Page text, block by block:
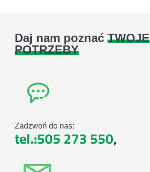
Daj nam poznać TWOJE
POTRZEBY
Zadzwoń do nas:
tel.:505 273 550,